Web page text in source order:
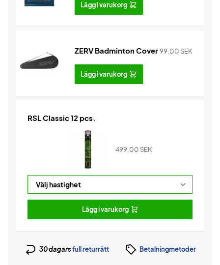
Lägg i varukorg
ZERV Badminton Cover99,00 SEK
Lägg i varukorg
RSL Classic 12 pcs.
499,00 SEK
Lägg i varukorg
30 dagarsfull returrätt Betalningmetoder